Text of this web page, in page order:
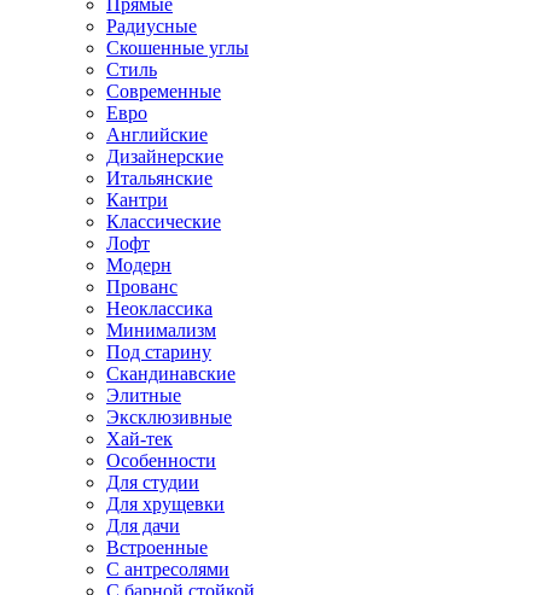
Прямые
Радиусные
Скошенные углы
Стиль
Современные
Евро
Английские
Дизайнерские
Итальянские
Кантри
Классические
Лофт
Модерн
Прованс
Неоклассика
Минимализм
Под старину
Скандинавские
Элитные
Эксклюзивные
Хай-тек
Особенности
Для студии
Для хрущевки
Для дачи
Встроенные
С антресолями
С барной стойкой